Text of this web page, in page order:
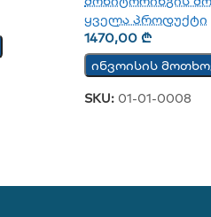
ყველა პროდუქტი
1470,00₾
ინვოისის
SKU: 01-01-0008